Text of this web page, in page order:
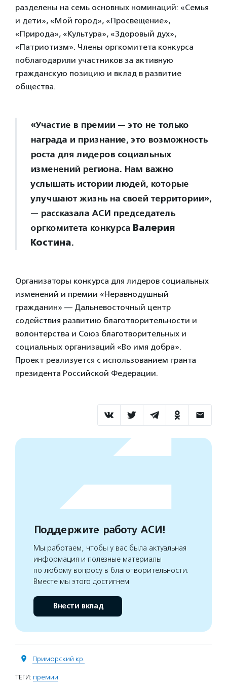
разделены на семь основных номинаций: «Семья
и дети», «Мой город», «Просвещение»,
«Природа», «Культура», «Здоровый дух»,
«Патриотизм». Члены оргкомитета конкурса
поблагодарили участников за активную
гражданскую позицию и вклад в развитие
общества.
«Участие в премии — это не только
награда и признание, это возможность
роста для лидеров социальных
изменений региона. Нам важно
услышать истории людей, которые
улучшают жизнь на своей территории»,
— рассказала АСИ председатель
оргкомитета конкурса Валерия
Костина.
Организаторы конкурса для лидеров социальных
изменений и премии «Неравнодушный
гражданин» — Дальневосточный центр
содействия развитию благотворительности и
волонтерства и Союз благотворительных и
социальных организаций «Во имя добра».
Проект реализуется с использованием гранта
президента Российской Федерации.
Поддержите работу АСИ!
Мы работаем, чтобы у вас была актуальная
информация и полезные материалы
по любому вопросу в благотворительности.
Вместе мы этого достигнем
Внести вклад
Приморский кр.
ТЕГИ: премии